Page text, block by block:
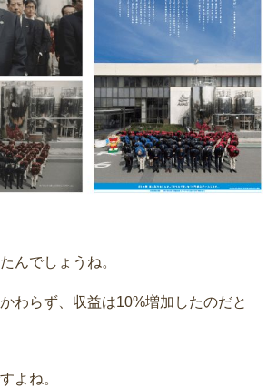
んでしょうね。
わらず、収益は10%増加したのだと
よね。